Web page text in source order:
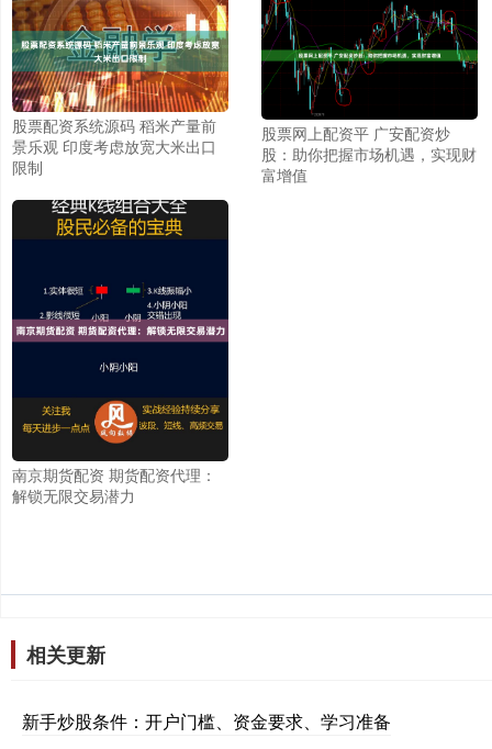
股票配资系统源码 稻米产量前
景乐观 印度考虑放宽大米出口
限制
股票网上配资平 广安配资炒
股：助你把握市场机遇，实现财
富增值
南京期货配资 期货配资代理：
解锁无限交易潜力
相关更新
新手炒股条件：开户门槛、资金要求、学习准备